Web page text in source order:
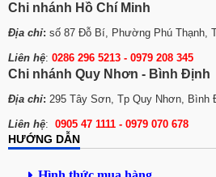
Chi nhánh Hồ Chí Minh
Địa chỉ: số 87 Đỗ Bí, Phường Phú Thạnh,
Liên hệ: 0286 296 5213 - 0979 208 345
Chi nhánh Quy Nhơn - Bình Định
Địa chỉ: 295 Tây Sơn, Tp Quy Nhơn, Bình
Liên hệ: 0905 47 1111 - 0979 070 678
HƯỚNG DẪN